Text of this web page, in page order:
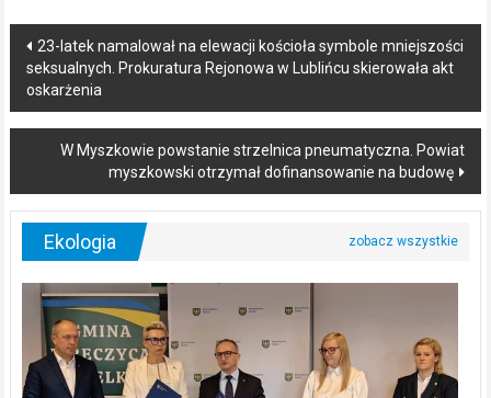
Post
navigation
23-latek namalował na elewacji kościoła symbole mniejszości
seksualnych. Prokuratura Rejonowa w Lublińcu skierowała akt
oskarżenia
W Myszkowie powstanie strzelnica pneumatyczna. Powiat
myszkowski otrzymał dofinansowanie na budowę
Ekologia